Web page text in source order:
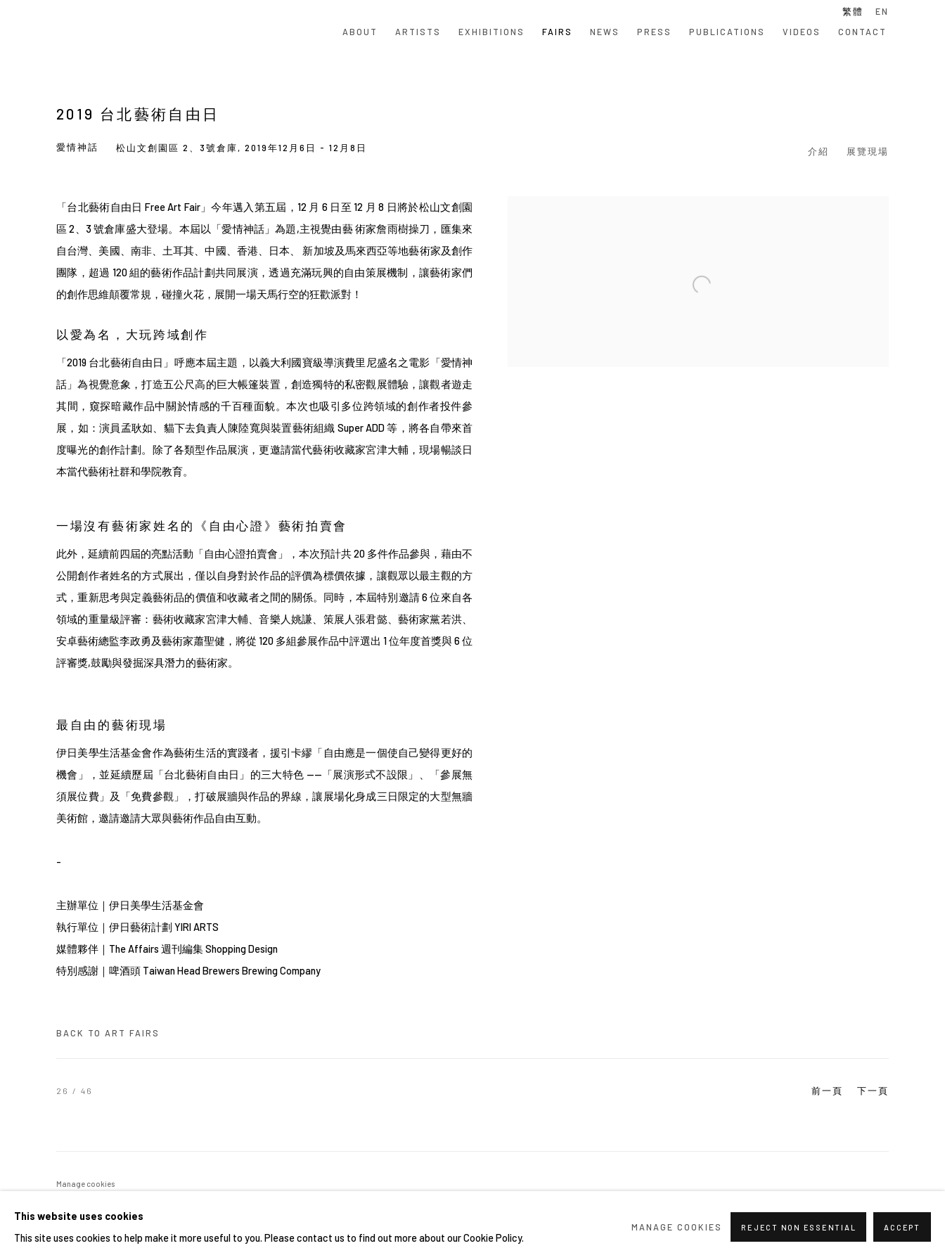
ABOUT ARTISTS EXHIBITIONS FAIRS NEWS PRESS PUBLICATIONS VIDEOS CONTACT
繁體 EN
2019 台北藝術自由日
愛情神話 松山文創園區 2、3號倉庫, 2019年12月6日 - 12月8日 介紹 展覽現場
「台北藝術自由日 Free Art Fair」今年邁入第五屆，12 月 6 日至 12 月 8 日將於松山文創園
區 2、3 號倉庫盛大登場。本屆以「愛情神話」為題,主視覺由藝 術家詹雨樹操刀，匯集來
自台灣、美國、南非、土耳其、中國、香港、日本、 新加坡及馬來西亞等地藝術家及創作
團隊，超過 120 組的藝術作品計劃共同展演，透過充滿玩興的自由策展機制，讓藝術家們
的創作思維顛覆常規，碰撞火花，展開一場天馬行空的狂歡派對！
以愛為名，大玩跨域創作
「2019 台北藝術自由日」呼應本屆主題，以義大利國寶級導演費里尼盛名之電影「愛情神
話」為視覺意象，打造五公尺高的巨大帳篷裝置，創造獨特的私密觀展體驗，讓觀者遊走
其間，窺探暗藏作品中關於情感的千百種面貌。本次也吸引多位跨領域的創作者投件參
展，如：演員孟耿如、貓下去負責人陳陸寬與裝置藝術組織 Super ADD 等，將各自帶來首
度曝光的創作計劃。除了各類型作品展演，更邀請當代藝術收藏家宮津大輔，現場暢談日
本當代藝術社群和學院教育。
一場沒有藝術家姓名的《自由心證》藝術拍賣會
此外，延續前四屆的亮點活動「自由心證拍賣會」，本次預計共 20 多件作品參與，藉由不
公開創作者姓名的方式展出，僅以自身對於作品的評價為標價依據，讓觀眾以最主觀的方
式，重新思考與定義藝術品的價值和收藏者之間的關係。同時，本屆特別邀請 6 位來自各
領域的重量級評審：藝術收藏家宮津大輔、音樂人姚謙、策展人張君懿、藝術家黨若洪、
安卓藝術總監李政勇及藝術家蕭聖健，將從 120 多組參展作品中評選出 1 位年度首獎與 6 位
評審獎,鼓勵與發掘深具潛力的藝術家。
最自由的藝術現場
伊日美學生活基金會作為藝術生活的實踐者，援引卡繆「自由應是一個使自己變得更好的
機會」，並延續歷屆「台北藝術自由日」的三大特色 ——「展演形式不設限」、「參展無
須展位費」及「免費參觀」，打破展牆與作品的界線，讓展場化身成三日限定的大型無牆
美術館，邀請邀請大眾與藝術作品自由互動。
-
主辦單位｜ 伊日美學生活基金會
執行單位｜ 伊日藝術計劃 YIRI ARTS
媒體夥伴｜ The Affairs 週刊編集Shopping Design
特別感謝｜ 啤酒頭 Taiwan Head Brewers Brewing Company
BACK TO ART FAIRS
前一頁 下一頁
26 / 46
Manage cookies
This website uses cookies
This site uses cookies to help make it more useful to you. Please contact us to find out more about our Cookie Policy.
MANAGE COOKIES REJECT NON ESSENTIAL ACCEPT